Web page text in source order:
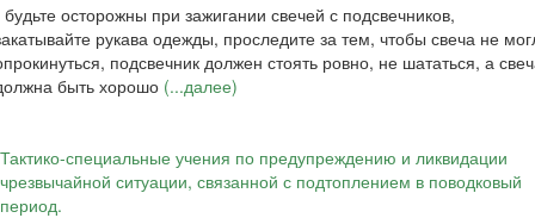
будьте осторожны при зажигании свечей с подсвечников,
рукава одежды, проследите за тем, чтобы свеча не
подсвечник должен стоять ровно, не шататься, а
быть хорошо (...далее)
Тактико-специальные учения по предупреждению и ликвидации
чрезвычайной ситуации, связанной с подтоплением в поводковый
период.